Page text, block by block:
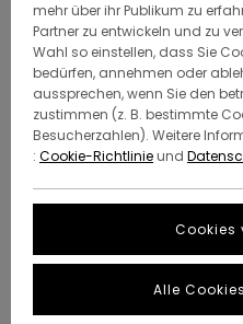
mehr über ihr Publikum zu
Partner zu entwickeln und zu
Wahl so einstellen, dass Sie
bedürfen, annehmen oder
aussprechen, wenn Sie den
zustimmen (z. B. bestimmte
Besucherzahlen). Weitere
: Cookie-Richtlinieund
Cookies
Alle